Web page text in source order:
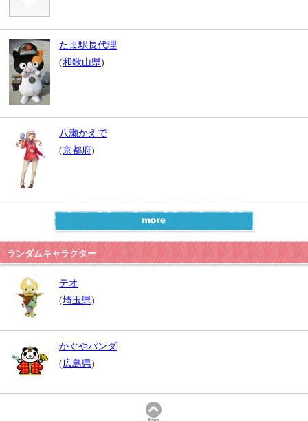
たま駅長代理
(和歌山県)
八瀬かえで
(京都府)
ランダムキャラクター
テオ
(埼玉県)
かぐやパンダ
(広島県)